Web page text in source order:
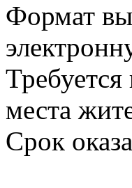
Формат
места
Срок